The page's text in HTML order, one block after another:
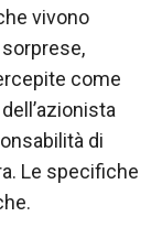
vivono
come
di
Le specifiche